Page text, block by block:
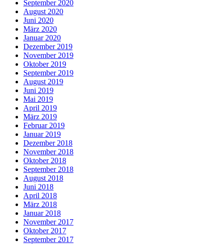
September 2020
August 2020
Juni 2020
März 2020
Januar 2020
Dezember 2019
November 2019
Oktober 2019
September 2019
August 2019
Juni 2019
Mai 2019
April 2019
März 2019
Februar 2019
Januar 2019
Dezember 2018
November 2018
Oktober 2018
September 2018
August 2018
Juni 2018
April 2018
März 2018
Januar 2018
November 2017
Oktober 2017
September 2017